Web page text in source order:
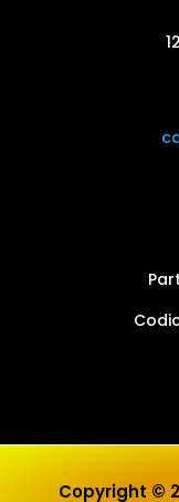
Copyright ©